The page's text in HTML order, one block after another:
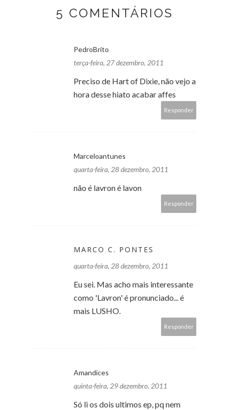
5 COMENTÁRIOS
PedroBrito
terça-feira, 27 dezembro, 2011
Preciso de Hart of Dixie, não vejo a
hora desse hiato acabar affes
Responder
Marceloantunes
quarta-feira, 28 dezembro, 2011
não é lavron é lavon
Responder
MARCO C. PONTES
quarta-feira, 28 dezembro, 2011
Eu sei. Mas acho mais interessante
como 'Lavron' é pronunciado... é
mais LUSHO.
Responder
Amandices
quinta-feira, 29 dezembro, 2011
Só li os dois ultimos ep, pq nem